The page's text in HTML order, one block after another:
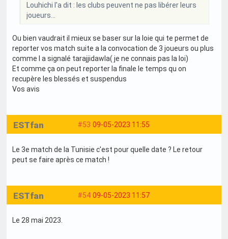
Louhichi l'a dit : les clubs peuvent ne pas libérer leurs
joueurs...
Ou bien vaudrait il mieux se baser sur la loie qui te permet de
reporter vos match suite a la convocation de 3 joueurs ou plus
comme l a signalé tarajjidawla( je ne connais pas la loi)
Et comme ça on peut reporter la finale le temps qu on
recupère les blessés et suspendus
Vos avis
#53 09-05-2023 11:55
ESTfan
Le 3e match de la Tunisie c'est pour quelle date ? Le retour
peut se faire après ce match !
#54 09-05-2023 11:57
ESTfan
Le 28 mai 2023.